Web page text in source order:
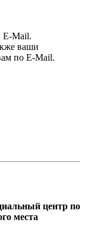
E-Mail.
ваши
по E-Mail.
центр по
места